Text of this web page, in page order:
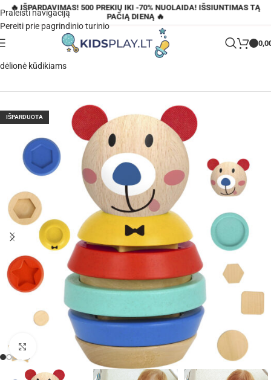
Praleisti navigaciją
Pereiti prie pagrindinio turinio
🔥 IŠPARDAVIMAS! 500 PREKIŲ IKI -70% NUOLAIDA! IŠSIUNTIMAS TĄ
PAČIĄ DIENĄ 🔥
Parduotuvė
TOOKY TOY 11 dalių medinė meškučio
dėlionė kūdikiams
IŠPARDUOTA